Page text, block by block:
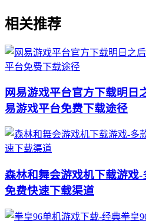
相关推荐
网易游戏平台官方下载明日
易游戏平台免费下载途径
森林和舞会游戏机下载游戏
免费快速下载渠道